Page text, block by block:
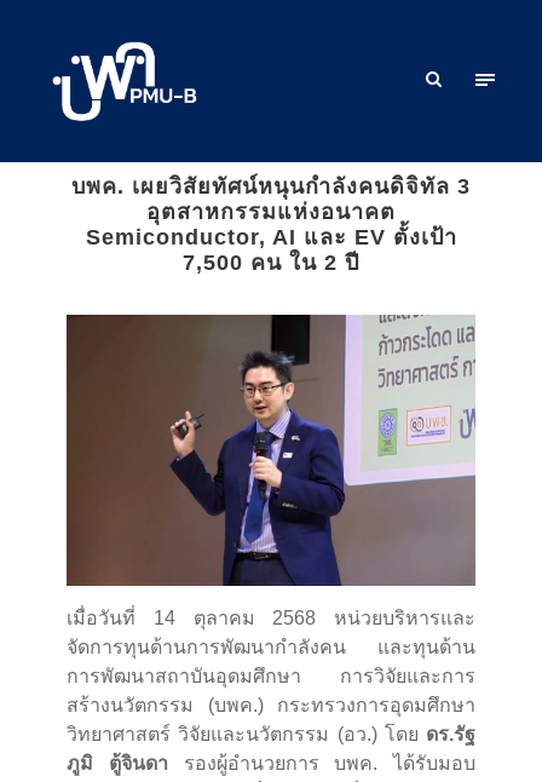
บพค. เผยวิสัยทัศน์หนุนกำลังคนดิจิทัล 3
อุตสาหกรรมแห่งอนาคต
Semiconductor, AI และ EV ตั้งเป้า
7,500 คน ใน 2 ปี
เมื่อวันที่ 14 ตุลาคม 2568 หน่วยบริหารและ
จัดการทุนด้านการพัฒนากำลังคน และทุนด้าน
การพัฒนาสถาบันอุดมศึกษา การวิจัยและการ
สร้างนวัตกรรม (บพค.) กระทรวงการอุดมศึกษา
วิทยาศาสตร์ วิจัยและนวัตกรรม (อว.) โดย ดร.รัฐ
ภูมิ ตู้จินดา รองผู้อำนวยการ บพค. ได้รับมอบ